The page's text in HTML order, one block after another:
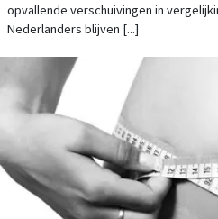
opvallende verschuivingen in
Nederlanders blijven [...]